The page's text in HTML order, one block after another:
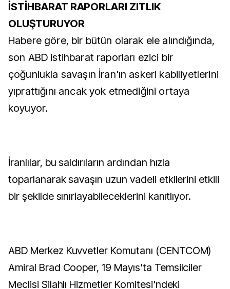
İSTİHBARAT RAPORLARI ZITLIK
OLUŞTURUYOR
Habere göre, bir bütün olarak ele alındığında,
son ABD istihbarat raporları ezici bir
çoğunlukla savaşın İran'ın askeri kabiliyetlerini
yıprattığını ancak yok etmediğini ortaya
koyuyor.
İranlılar, bu saldırıların ardından hızla
toparlanarak savaşın uzun vadeli etkilerini etkili
bir şekilde sınırlayabileceklerini kanıtlıyor.
ABD Merkez Kuvvetler Komutanı (CENTCOM)
Amiral Brad Cooper, 19 Mayıs'ta Temsilciler
Meclisi Silahlı Hizmetler Komitesi'ndeki